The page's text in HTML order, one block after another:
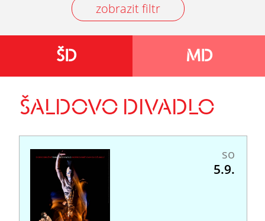
zobrazit filtr
ŠD MD
ŠALDOVO DIVADLO
so
5.9.